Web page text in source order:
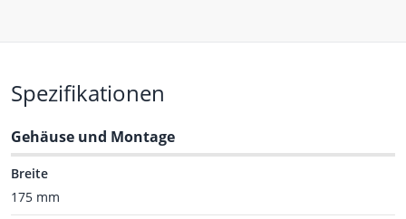
Spezifikationen
Gehäuse und Montage
Breite
175 mm